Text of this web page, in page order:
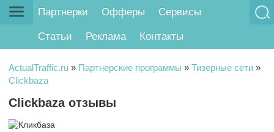
Партнерки Офферы Сервисы
Статьи Реклама Контакты
ActualTraffic.ru » Партнерские программы » Тизерные сети »
Clickbaza
Clickbaza отзывы